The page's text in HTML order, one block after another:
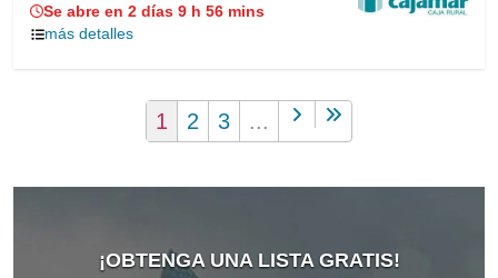
Se abre en 2 días 9 h 56 mins
más detalles
1 2 3 ...
¡OBTENGA UNA LISTA GRATIS!